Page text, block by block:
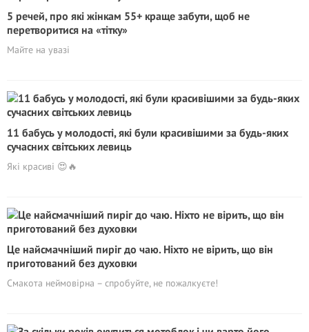
5 речей, про які жінкам 55+ краще забути, щоб не
перетворитися на «тітку»
Майте на увазі
11 бабусь у молодості, які були красивішими за будь-яких
сучасних світських левиць
Які красиві 😍🔥
Це найсмачніший пиріг до чаю. Ніхто не вірить, що він
приготований без духовки
Смакота неймовірна – спробуйте, не пожалкуєте!